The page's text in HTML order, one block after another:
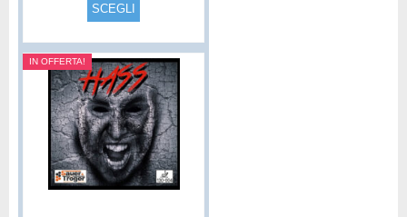
SCEGLI
IN OFFERTA!